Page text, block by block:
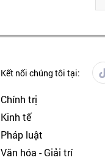
Kết nối chúng tôi tại:
Chính trị
Kinh tế
Pháp luật
Văn hóa - Giải trí